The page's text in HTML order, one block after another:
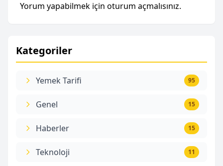
Kategoriler
Yemek Tarifi 95
Genel 15
Haberler 15
Teknoloji 11
Yorum yapabilmek için oturum açmalısınız.